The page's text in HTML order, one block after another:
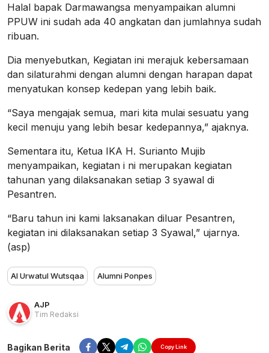
Halal bapak Darmawangsa menyampaikan alumni
PPUW ini sudah ada 40 angkatan dan jumlahnya sudah
ribuan.
Dia menyebutkan, Kegiatan ini merajuk kebersamaan
dan silaturahmi dengan alumni dengan harapan dapat
menyatukan konsep kedepan yang lebih baik.
“Saya mengajak semua, mari kita mulai sesuatu yang
kecil menuju yang lebih besar kedepannya,” ajaknya.
Sementara itu, Ketua IKA H. Surianto Mujib
menyampaikan, kegiatan i ni merupakan kegiatan
tahunan yang dilaksanakan setiap 3 syawal di
Pesantren.
“Baru tahun ini kami laksanakan diluar Pesantren,
kegiatan ini dilaksanakan setiap 3 Syawal,” ujarnya.
(asp)
Al Urwatul Wutsqaa Alumni Ponpes
AJP
Tim Redaksi
Bagikan Berita Copy Link